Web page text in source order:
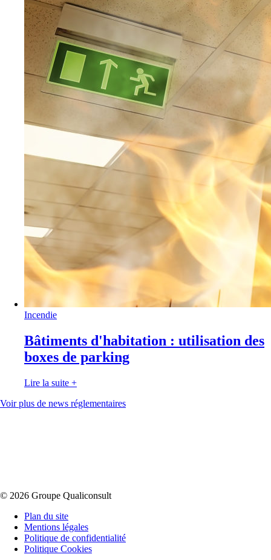
Incendie
Bâtiments d'habitation : utilisation des
boxes de parking
Lire la suite +
Voir plus de news réglementaires
© 2026 Groupe Qualiconsult
Plan du site
Mentions légales
Politique de confidentialité
Politique Cookies